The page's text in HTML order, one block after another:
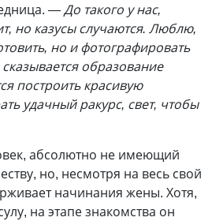
— До такого у нас,
но казусы случаются. Люблю,
но и фотографировать
образование
построить красивую
удачный ракурс, свет, чтобы
абсолютно не имеющий
но, несмотря на весь свой
начинания жены. Хотя,
на этапе знакомства он